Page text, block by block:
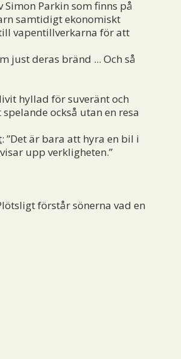
Parkin som finns på
samtidigt ekonomiskt
vapentillverkarna för att
just deras bränd ... Och så
hyllad för suveränt och
också utan en resa
: ”Det är bara att hyra en bil i
upp verkligheten.”
förstår sönerna vad en